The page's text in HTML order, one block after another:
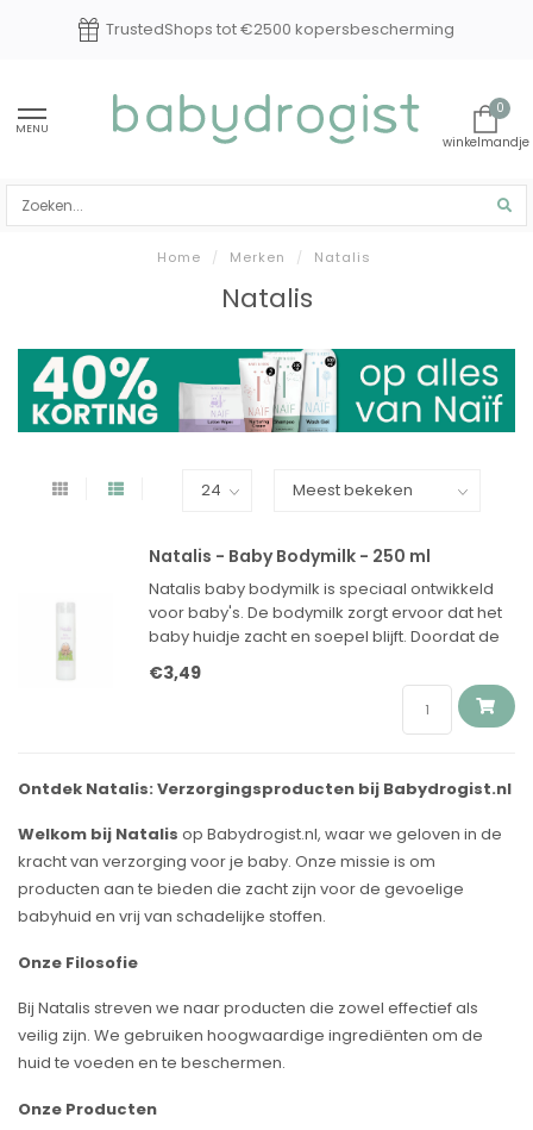
TrustedShops tot €2500 kopersbescherming
MENU
0
Home / Merken / Natalis
Natalis
Natalis - Baby Bodymilk - 250 ml
Natalis baby bodymilk is speciaal ontwikkeld
voor baby's. De bodymilk zorgt ervoor dat het
baby huidje zacht en soepel blijft. Doordat de
gauw aangedaan worden.
€3,49
Ontdek Natalis: Verzorgingsproducten bij Babydrogist.nl
Welkom bij Natalis op Babydrogist.nl, waar we geloven in de
kracht van verzorging voor je baby. Onze missie is om
producten aan te bieden die zacht zijn voor de gevoelige
babyhuid en vrij van schadelijke stoffen.
Onze Filosofie
Bij Natalis streven we naar producten die zowel effectief als
veilig zijn. We gebruiken hoogwaardige ingrediënten om de
huid te voeden en te beschermen.
Onze Producten